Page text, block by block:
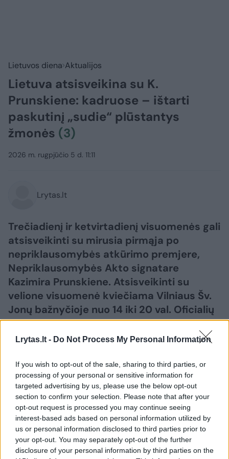
Lrytas.lt - Do Not Process My Personal Information
If you wish to opt-out of the sale, sharing to third parties, or
processing of your personal or sensitive information for
targeted advertising by us, please use the below opt-out
section to confirm your selection. Please note that after your
opt-out request is processed you may continue seeing
interest-based ads based on personal information utilized by
us or personal information disclosed to third parties prior to
your opt-out. You may separately opt-out of the further
disclosure of your personal information by third parties on the
Lietuvos diena Aktualijos
Lietuva atsisveikina su K.
Prunskiene: kadruose – ištarti
paskutinį „sudie“ plūstantys
žmonės (3)
2026 m. rugpjūčio 5 d. 11:11
Lrytas.lt
Trečiadienį ir ketvirtadienį visuomenės gali
atsisveikinti su mirusia pirmąja po
nepriklausomybės atkūrimo premjere,
Nepriklausomybės Akto signatare
Kazimira Prunskiene. Atsisveikinti su
velione visuomenė kviečiama Vilniaus Šv.
Jonų bažnyčioje nuo 14 iki 20 val. Oficialių
asmenų vainikų padėjimas numatytas
14.30 val., o nuo 18 val. Šv. Jonų bažnyčioje
Atsisveikinimas bus tęsiamas ir
ketvirtadienį nuo pat ryto. Vidurdienį prie
velionės urnos su palaikais stos Garbės
sargyba, po kurios bus atliekamos
religinės apeigos ir išrikiuojama Garbės
palyda. Amžinojo poilsio pirmoji Lietuvos
premjerė atguls Signatarų kalnelyje. Prie